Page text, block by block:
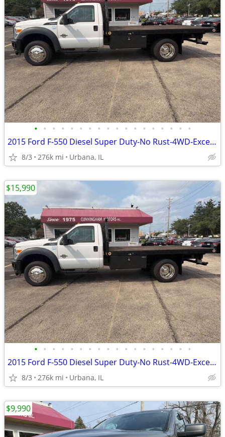
• • • • • • • • • • • • • • • • • •
2015 Ford F-550 Diesel Super Duty-No Rust-4WD-Excellent Condition
8/3 276k mi Urbana, IL
• • • • • • • • • • • • • • • • • •
2015 Ford F-550 Diesel Super Duty-No Rust-4WD-Excellent Condition
8/3 276k mi Urbana, IL
$15,990
$9,990